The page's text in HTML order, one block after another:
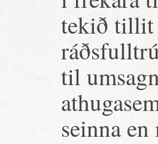
tekið tillit
til
seinna